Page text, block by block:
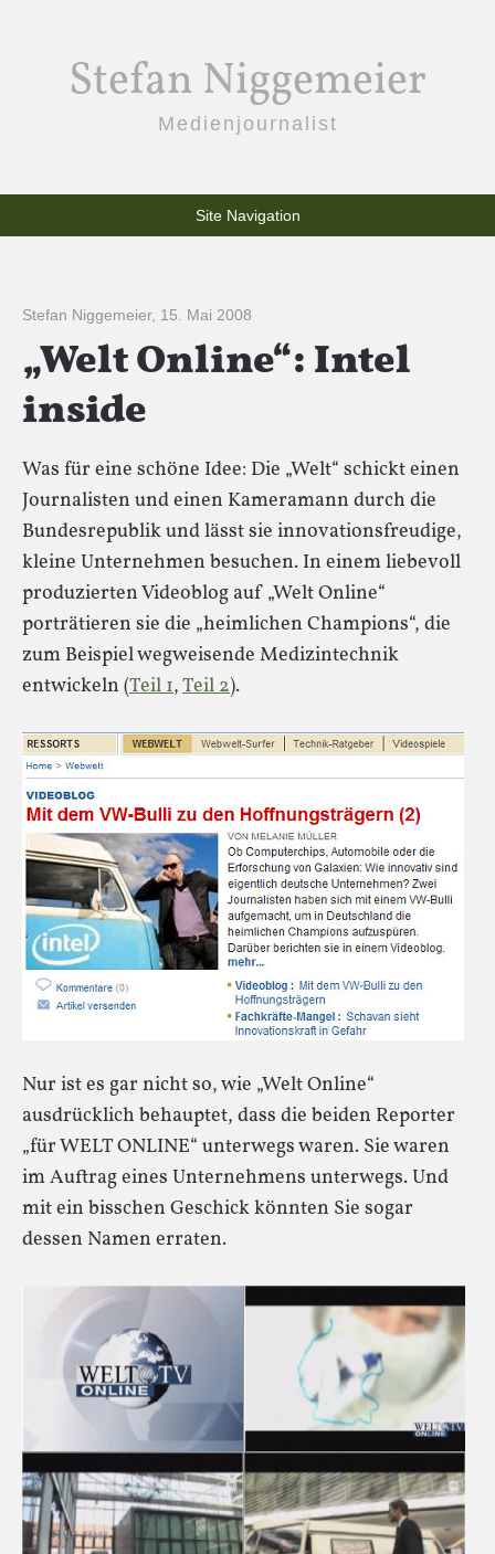
Stefan Niggemeier
Medienjournalist
Site Navigation
Stefan Niggemeier, 15. Mai 2008
„Welt Online“: Intel
inside
Was für eine schöne Idee: Die „Welt“ schickt einen
Journalisten und einen Kameramann durch die
Bundesrepublik und lässt sie innovationsfreudige,
kleine Unternehmen besuchen. In einem liebevoll
produzierten Videoblog auf „Welt Online“
porträtieren sie die „heimlichen Champions“, die
zum Beispiel wegweisende Medizintechnik
entwickeln (Teil 1,Teil 2).
Nur ist es gar nicht so, wie „Welt Online“
ausdrücklich behauptet, dass die beiden Reporter
„für WELT ONLINE“ unterwegs waren. Sie waren
im Auftrag eines Unternehmens unterwegs. Und
mit ein bisschen Geschick könnten Sie sogar
dessen Namen erraten.